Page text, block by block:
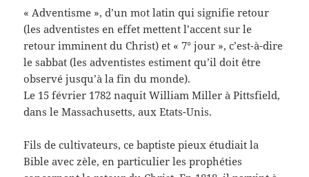
« Adventisme », d’un mot latin qui signifie retour
(les adventistes en effet mettent l’accent sur le
retour imminent du Christ) et « 7° jour », c’est-à-dire
le sabbat (les adventistes estiment qu’il doit être
observé jusqu’à la fin du monde).
Le 15 février 1782 naquit William Miller à Pittsfield,
dans le Massachusetts, aux Etats-Unis.
Fils de cultivateurs, ce baptiste pieux étudiait la
Bible avec zèle, en particulier les prophéties